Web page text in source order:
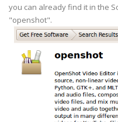
you can already find it in the
"openshot".